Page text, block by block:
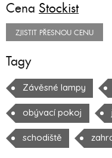
Cena Stockist
ZJISTIT PŘESNOU CENU
Tagy
Závěsné lampy
obývací pokoj
schodiště